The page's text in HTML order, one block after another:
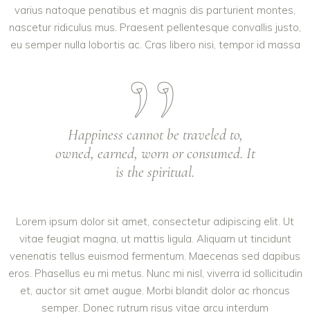
varius natoque penatibus et magnis dis parturient montes,
nascetur ridiculus mus. Praesent pellentesque convallis justo,
eu semper nulla lobortis ac. Cras libero nisi, tempor id massa
Happiness cannot be traveled to,
owned, earned, worn or consumed. It
is the spiritual.
Lorem ipsum dolor sit amet, consectetur adipiscing elit. Ut
vitae feugiat magna, ut mattis ligula. Aliquam ut tincidunt
venenatis tellus euismod fermentum. Maecenas sed dapibus
eros. Phasellus eu mi metus. Nunc mi nisl, viverra id sollicitudin
et, auctor sit amet augue. Morbi blandit dolor ac rhoncus
semper. Donec rutrum risus vitae arcu interdum